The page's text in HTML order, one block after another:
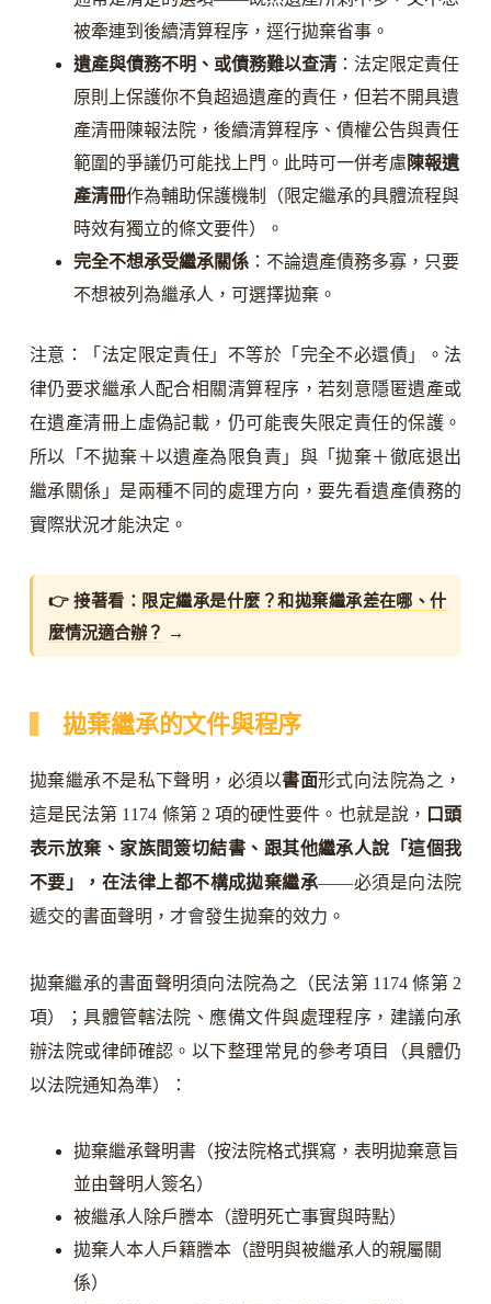
被牽連到後續清算程序，逕行拋棄省事。
遺產與債務不明、或債務難以查清：法定限定責任
原則上保護你不負超過遺產的責任，但若不開具遺
產清冊陳報法院，後續清算程序、債權公告與責任
範圍的爭議仍可能找上門。此時可一併考慮 陳報遺
產清冊作為輔助保護機制（限定繼承的具體流程與
時效有獨立的條文要件）。
完全不想承受繼承關係：不論遺產債務多寡，只要
不想被列為繼承人，可選擇拋棄。
注意：「法定限定責任」不等於「完全不必還債」。法
律仍要求繼承人配合相關清算程序，若刻意隱匿遺產或
在遺產清冊上虛偽記載，仍可能喪失限定責任的保護。
所以「不拋棄＋以遺產為限負責」與「拋棄＋徹底退出
繼承關係」是兩種不同的處理方向，要先看遺產債務的
實際狀況才能決定。
👉 接著看： 限定繼承是什麼？和拋棄繼承差在哪、什
麼情況適合辦？ →
拋棄繼承的文件與程序
拋棄繼承不是私下聲明，必須以書面形式向法院為之，
這是民法第 1174 條第 2 項的硬性要件。也就是說， 口頭
表示放棄、家族間簽切結書、跟其他繼承人說「這個我
不要」，在法律上都不構成拋棄繼承——必須是向法院
遞交的書面聲明，才會發生拋棄的效力。
拋棄繼承的書面聲明須向法院為之（民法第 1174 條第 2
項）；具體管轄法院、應備文件與處理程序，建議向承
辦法院或律師確認。以下整理常見的參考項目（具體仍
以法院通知為準）：
拋棄繼承聲明書（按法院格式撰寫，表明拋棄意旨
並由聲明人簽名）
被繼承人除戶謄本（證明死亡事實與時點）
拋棄人本人戶籍謄本（證明與被繼承人的親屬關
係）